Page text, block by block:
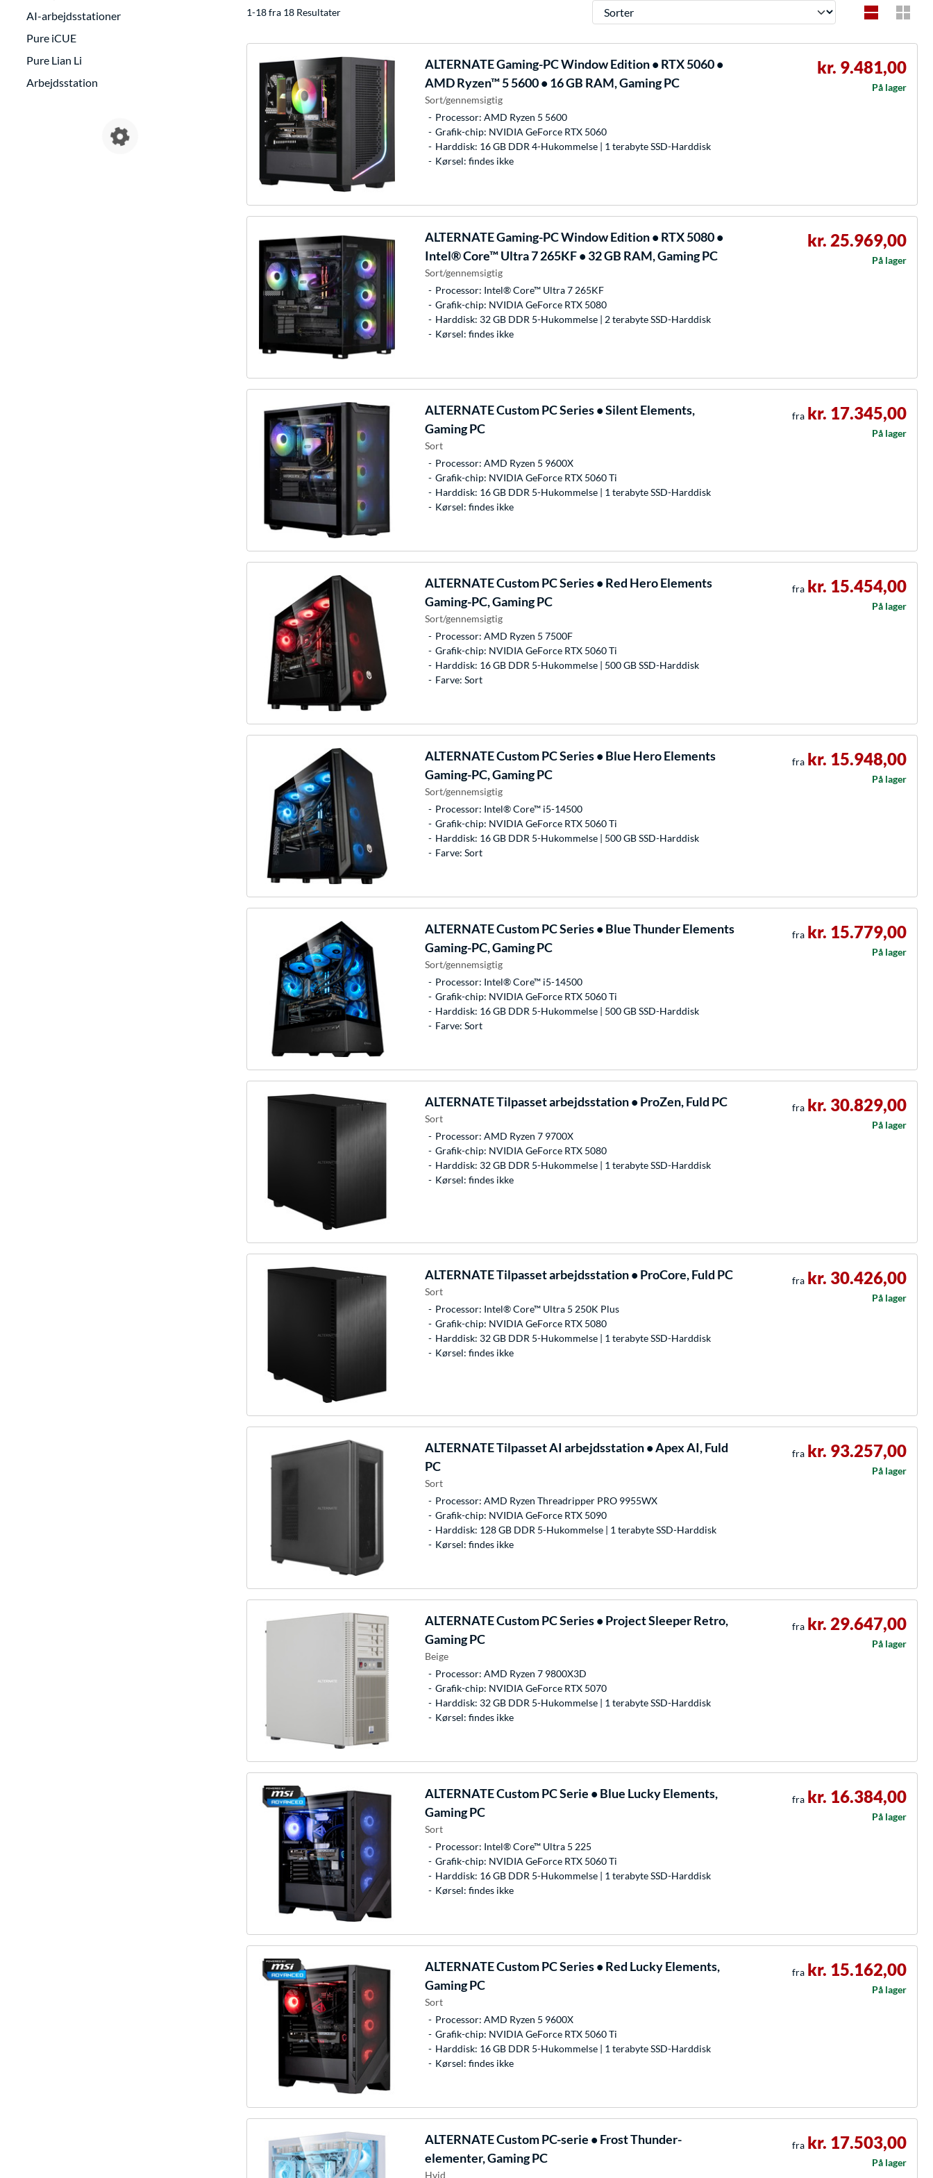
AI-arbejdsstationer
Pure iCUE
Pure Lian Li
Arbejdsstation
1-18 fra 18 Resultater Sorter
ALTERNATEGaming-PC Window Edition • RTX 5060 •
AMD Ryzen™ 5 5600 • 16 GB RAM, Gaming PC
Sort/gennemsigtig
Processor: AMD Ryzen 5 5600
Grafik-chip: NVIDIA GeForce RTX 5060
Harddisk: 16 GB DDR 4-Hukommelse | 1 terabyte SSD-Harddisk
Kørsel: findes ikke
kr. 9.481,00
På lager
ALTERNATEGaming-PC Window Edition • RTX 5080 •
Intel® Core™ Ultra 7 265KF • 32 GB RAM, Gaming PC
Sort/gennemsigtig
Processor: Intel® Core™ Ultra 7 265KF
Grafik-chip: NVIDIA GeForce RTX 5080
Harddisk: 32 GB DDR 5-Hukommelse | 2 terabyte SSD-Harddisk
Kørsel: findes ikke
kr. 25.969,00
På lager
ALTERNATECustom PC Series • Silent Elements,
Gaming PC
Sort
Processor: AMD Ryzen 5 9600X
Grafik-chip: NVIDIA GeForce RTX 5060 Ti
Harddisk: 16 GB DDR 5-Hukommelse | 1 terabyte SSD-Harddisk
Kørsel: findes ikke
fra kr. 17.345,00
På lager
ALTERNATECustom PC Series • Red Hero Elements
Gaming-PC, Gaming PC
Sort/gennemsigtig
Processor: AMD Ryzen 5 7500F
Grafik-chip: NVIDIA GeForce RTX 5060 Ti
Harddisk: 16 GB DDR 5-Hukommelse | 500 GB SSD-Harddisk
Farve: Sort
fra kr. 15.454,00
På lager
ALTERNATECustom PC Series • Blue Hero Elements
Gaming-PC, Gaming PC
Sort/gennemsigtig
Processor: Intel® Core™ i5-14500
Grafik-chip: NVIDIA GeForce RTX 5060 Ti
Harddisk: 16 GB DDR 5-Hukommelse | 500 GB SSD-Harddisk
Farve: Sort
fra kr. 15.948,00
På lager
ALTERNATECustom PC Series • Blue Thunder Elements
Gaming-PC, Gaming PC
Sort/gennemsigtig
Processor: Intel® Core™ i5-14500
Grafik-chip: NVIDIA GeForce RTX 5060 Ti
Harddisk: 16 GB DDR 5-Hukommelse | 500 GB SSD-Harddisk
Farve: Sort
fra kr. 15.779,00
På lager
ALTERNATETilpasset arbejdsstation • ProZen, Fuld PC
Sort
Processor: AMD Ryzen 7 9700X
Grafik-chip: NVIDIA GeForce RTX 5080
Harddisk: 32 GB DDR 5-Hukommelse | 1 terabyte SSD-Harddisk
Kørsel: findes ikke
fra kr. 30.829,00
På lager
ALTERNATETilpasset arbejdsstation • ProCore, Fuld PC
Sort
Processor: Intel® Core™ Ultra 5 250K Plus
Grafik-chip: NVIDIA GeForce RTX 5080
Harddisk: 32 GB DDR 5-Hukommelse | 1 terabyte SSD-Harddisk
Kørsel: findes ikke
fra kr. 30.426,00
På lager
ALTERNATETilpasset AI arbejdsstation • Apex AI, Fuld
PC
Sort
Processor: AMD Ryzen Threadripper PRO 9955WX
Grafik-chip: NVIDIA GeForce RTX 5090
Harddisk: 128 GB DDR 5-Hukommelse | 1 terabyte SSD-Harddisk
Kørsel: findes ikke
fra kr. 93.257,00
På lager
ALTERNATECustom PC Series • Project Sleeper Retro,
Gaming PC
Beige
Processor: AMD Ryzen 7 9800X3D
Grafik-chip: NVIDIA GeForce RTX 5070
Harddisk: 32 GB DDR 5-Hukommelse | 1 terabyte SSD-Harddisk
Kørsel: findes ikke
fra kr. 29.647,00
På lager
ALTERNATECustom PC Serie • Blue Lucky Elements,
Gaming PC
Sort
Processor: Intel® Core™ Ultra 5 225
Grafik-chip: NVIDIA GeForce RTX 5060 Ti
Harddisk: 16 GB DDR 5-Hukommelse | 1 terabyte SSD-Harddisk
Kørsel: findes ikke
fra kr. 16.384,00
På lager
ALTERNATECustom PC Series • Red Lucky Elements,
Gaming PC
Sort
Processor: AMD Ryzen 5 9600X
Grafik-chip: NVIDIA GeForce RTX 5060 Ti
Harddisk: 16 GB DDR 5-Hukommelse | 1 terabyte SSD-Harddisk
Kørsel: findes ikke
fra kr. 15.162,00
På lager
ALTERNATECustom PC-serie • Frost Thunder-
elementer, Gaming PC
Hvid
fra kr. 17.503,00
På lager